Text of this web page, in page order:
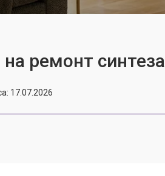
ремонт
17.07.2026